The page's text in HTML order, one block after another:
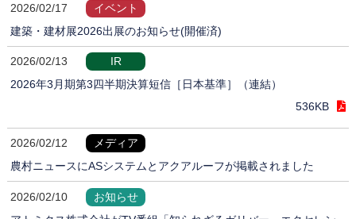
2026/02/17
イベント
建築・建材展2026出展のお知らせ(開催済)
2026/02/13
IR
2026年3月期第3四半期決算短信［日本基準］（連結）
536KB
2026/02/12
メディア
農村ニュースにASシステムとアクアルーフが掲載されました
2026/02/10
お知らせ